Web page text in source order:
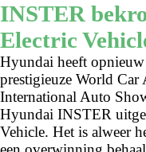
INSTER
Electric
Hyundai heeft opnieuw
prestigieuze World Car
International Auto
Hyundai INSTER
Vehicle. Het is alweer